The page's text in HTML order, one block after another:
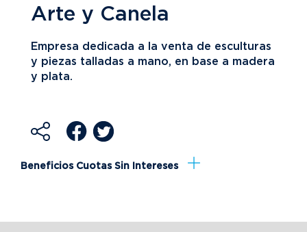
Arte y Canela
Empresa dedicada a la venta de esculturas
y piezas talladas a mano, en base a madera
y plata.
Beneficios Cuotas Sin Intereses